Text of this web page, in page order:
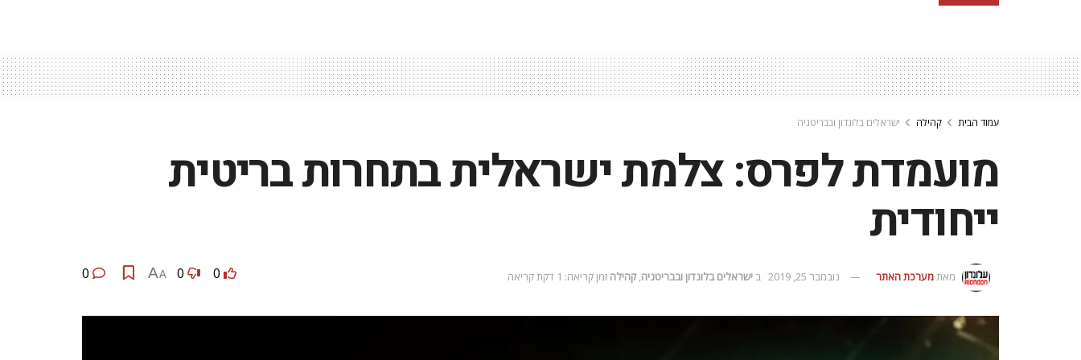
עמוד הבית קהילה ישראלים בלונדון ובבריטניה
מועמדת לפרס: צלמת ישראלית בתחרות בריטית
ייחודית
מאתמערכת האתר נובמבר 25, 2019 ב ישראלים בלונדון ובבריטניה,קהילה זמן קריאה: 1 דקת קריאה 0
0
A
A